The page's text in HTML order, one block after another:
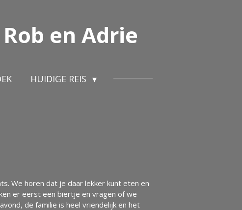
en Adrie
HUIDIGE REIS
We horen dat je daar lekker kunt eten en
er eerst een biertje en vragen of we
de familie is heel vriendelijk en het